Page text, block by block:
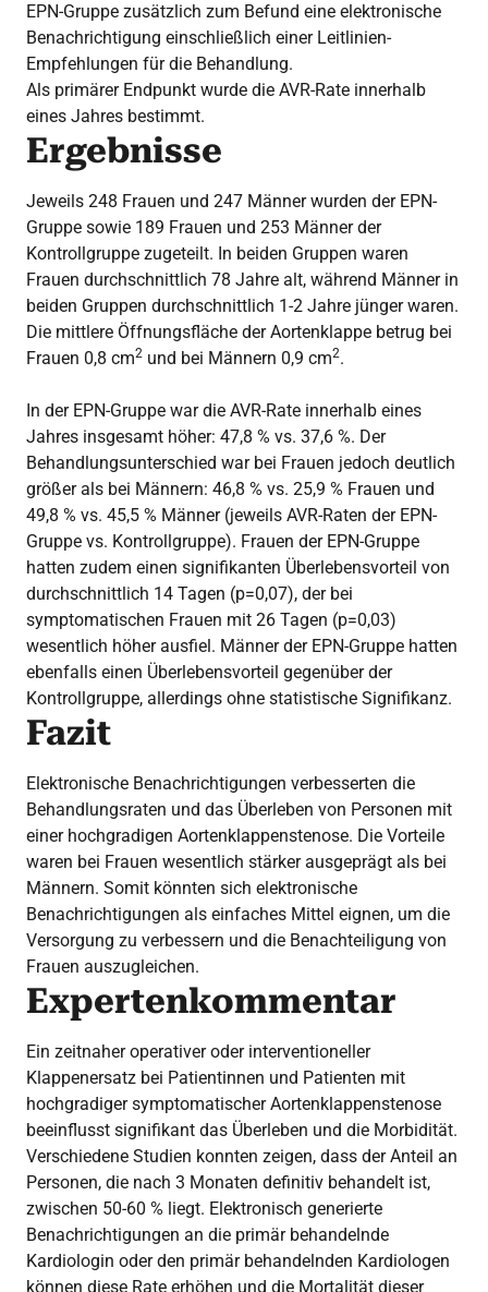
EPN-Gruppe zusätzlich zum Befund eine elektronische
Benachrichtigung einschließlich einer Leitlinien-
Empfehlungen für die Behandlung.
Als primärer Endpunkt wurde die AVR-Rate innerhalb
eines Jahres bestimmt.
Ergebnisse
Jeweils 248 Frauen und 247 Männer wurden der EPN-
Gruppe sowie 189 Frauen und 253 Männer der
Kontrollgruppe zugeteilt. In beiden Gruppen waren
Frauen durchschnittlich 78 Jahre alt, während Männer in
beiden Gruppen durchschnittlich 1-2 Jahre jünger waren.
Die mittlere Öffnungsfläche der Aortenklappe betrug bei
Frauen 0,8 cm2 und bei Männern 0,9 cm2.
In der EPN-Gruppe war die AVR-Rate innerhalb eines
Jahres insgesamt höher: 47,8 % vs. 37,6 %. Der
Behandlungsunterschied war bei Frauen jedoch deutlich
größer als bei Männern: 46,8 % vs. 25,9 % Frauen und
49,8 % vs. 45,5 % Männer (jeweils AVR-Raten der EPN-
Gruppe vs. Kontrollgruppe). Frauen der EPN-Gruppe
hatten zudem einen signifikanten Überlebensvorteil von
durchschnittlich 14 Tagen (p=0,07), der bei
symptomatischen Frauen mit 26 Tagen (p=0,03)
wesentlich höher ausfiel. Männer der EPN-Gruppe hatten
ebenfalls einen Überlebensvorteil gegenüber der
Kontrollgruppe, allerdings ohne statistische Signifikanz.
Fazit
Elektronische Benachrichtigungen verbesserten die
Behandlungsraten und das Überleben von Personen mit
einer hochgradigen Aortenklappenstenose. Die Vorteile
waren bei Frauen wesentlich stärker ausgeprägt als bei
Männern. Somit könnten sich elektronische
Benachrichtigungen als einfaches Mittel eignen, um die
Versorgung zu verbessern und die Benachteiligung von
Frauen auszugleichen.
Expertenkommentar
Ein zeitnaher operativer oder interventioneller
Klappenersatz bei Patientinnen und Patienten mit
hochgradiger symptomatischer Aortenklappenstenose
beeinflusst signifikant das Überleben und die Morbidität.
Verschiedene Studien konnten zeigen, dass der Anteil an
Personen, die nach 3 Monaten definitiv behandelt ist,
zwischen 50-60 % liegt. Elektronisch generierte
Benachrichtigungen an die primär behandelnde
Kardiologin oder den primär behandelnden Kardiologen
können diese Rate erhöhen und die Mortalität dieser